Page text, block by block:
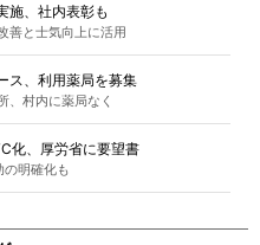
施、社内表彰も
善と士気向上に活用
ス、利用薬局を募集
、村内に薬局なく
化、厚労省に要望書
の明確化も